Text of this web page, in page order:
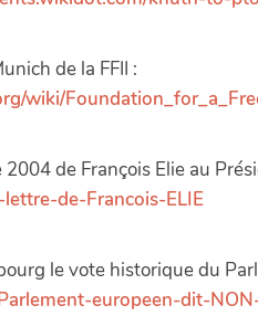
de la FFII :
wiki/
de François Elie au
de-Francois-ELIE
le vote historique du
europeen-dit-